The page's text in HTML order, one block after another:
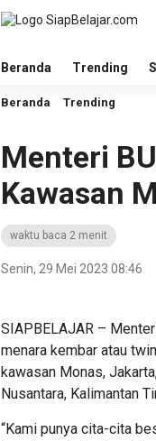
Beranda Trending
Beranda Trending
Menteri
Kawasan
waktu baca 2 menit
Senin, 29 Mei 2023 08:46
SIAPBELAJAR –
menara kembar atau
kawasan Monas,
Nusantara, Kalimantan
“Kami punya cita-cita